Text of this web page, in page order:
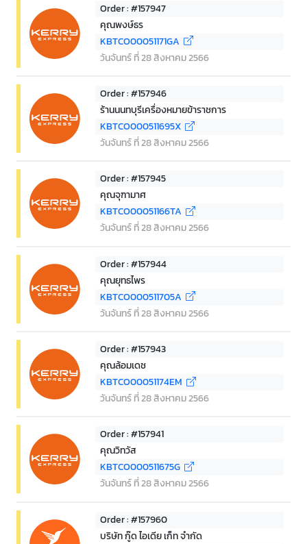
Order : #157947
คุณพงษ์ธร
KBTCO00051171GA
วันจันทร์ ที่ 28 สิงหาคม 2566
Order : #157946
ร้านนนทบุรีเครื่องหมายข้าราชการ
KBTCO000511695X
วันจันทร์ ที่ 28 สิงหาคม 2566
Order : #157945
คุณจุฑามาศ
KBTCO00051166TA
วันจันทร์ ที่ 28 สิงหาคม 2566
Order : #157944
คุณยุทธไพร
KBTCO000511705A
วันจันทร์ ที่ 28 สิงหาคม 2566
Order : #157943
คุณล้อมเดช
KBTCO00051174EM
วันจันทร์ ที่ 28 สิงหาคม 2566
Order : #157941
คุณวิทวัส
KBTCO000511675G
วันจันทร์ ที่ 28 สิงหาคม 2566
Order : #157960
บริษัท กู๊ด ไอเดีย เก็ท จำกัด